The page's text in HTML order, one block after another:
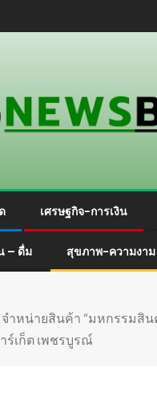
เศรษฐกิจ-การเงิน
– ดื่ม สุขภาพ-ความงาม
ำหน่ายสินค้า “มหกรรมสิ
ร์เก็ต เพชรบูรณ์